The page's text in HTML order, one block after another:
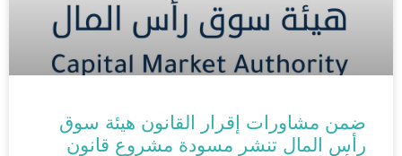
ضمن مشاورات إقرار القانون هيئة سوق
رأس المال تنشر مسودة مشروع قانون